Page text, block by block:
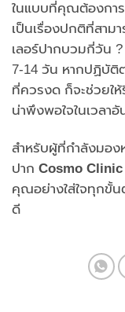
ในแบบที่คุณต้องการ
เป็นเรื่องปกติที่สาม
เลอร์ปากบวมกี่วัน
7-14 วัน หากปฏิบัติ
ที่ควรงด ก็จะช่วยใ
น่าพึงพอใจในเวลาอั
สำหรับผู้ที่กำลังมอง
ปาก Cosmo Clinic
คุณอย่างใส่ใจทุกขั้
ดี